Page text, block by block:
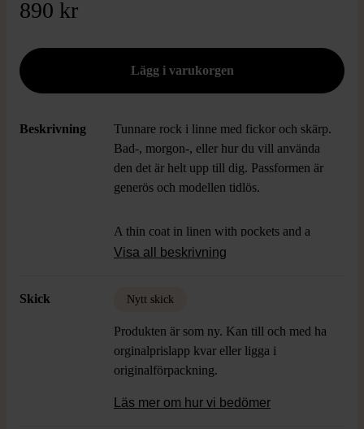
890 kr
Beskrivning
Tunnare rock i linne med fickor och skärp.
Bad-, morgon-, eller hur du vill använda
den det är helt upp till dig. Passformen är
generös och modellen tidlös.
A thin coat in linen with pockets and a
belt. Wear it as a dressing gown, bathrobe
Visa all beskrivning
Skick Nytt skick
Produkten är som ny. Kan till och med ha
orginalprislapp kvar eller ligga i
originalförpackning.
Läs mer om hur vi bedömer